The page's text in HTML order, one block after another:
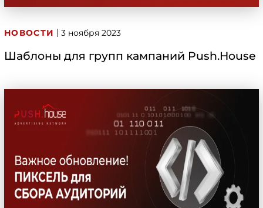
НОВОСТИ 3 ноября 2023
Шаблоны для групп кампаний Push.House